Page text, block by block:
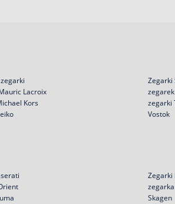
Lacroix
Kors
Zegarki
zegarki
Vostok
Zegarki
Skagen